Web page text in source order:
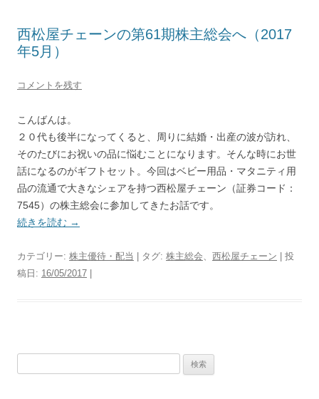
西松屋チェーンの第61期株主総会へ（2017
年5月）
コメントを残す
こんばんは。
２０代も後半になってくると、周りに結婚・出産の波が訪れ、
そのたびにお祝いの品に悩むことになります。そんな時にお世
話になるのがギフトセット。今回はベビー用品・マタニティ用
品の流通で大きなシェアを持つ西松屋チェーン（証券コード：
7545）の株主総会に参加してきたお話です。
続きを読む →
カテゴリー: 株主優待・配当 | タグ: 株主総会、 西松屋チェーン | 投
稿日: 16/05/2017